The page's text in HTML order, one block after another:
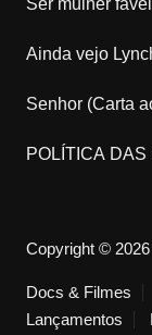
Ser mulher
Ainda vejo
Senhor (Carta
POLÍTICA DAS
Copyright ©
Docs & Filmes
Lançamentos